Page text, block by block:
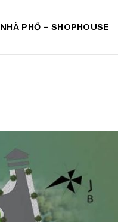
NHÀ PHỐ – SHOPHOUSE